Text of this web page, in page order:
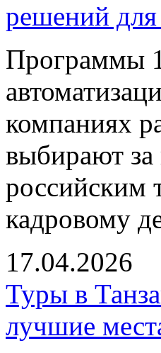
решений для
Программы
компаниях
выбирают за
российским
кадровому
17.04.2026
Туры в
лучшие